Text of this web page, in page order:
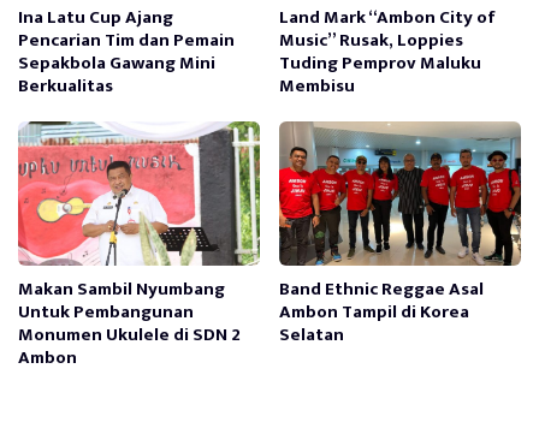
Ina Latu Cup Ajang
Pencarian Tim dan Pemain
Sepakbola Gawang Mini
Berkualitas
Land Mark “Ambon City of
Music” Rusak, Loppies
Tuding Pemprov Maluku
Membisu
Makan Sambil Nyumbang
Untuk Pembangunan
Monumen Ukulele di SDN 2
Ambon
Band Ethnic Reggae Asal
Ambon Tampil di Korea
Selatan